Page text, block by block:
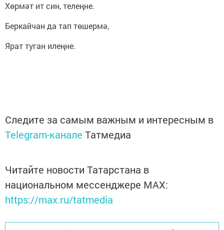
Хөрмәт ит син, телеңне.
Беркайчан да тап төшермә,
Ярат туган илеңне.
Следите за самым важным и интересным в
Telegram-канале Татмедиа
Читайте новости Татарстана в
национальном мессенджере MАХ:
https://max.ru/tatmedia